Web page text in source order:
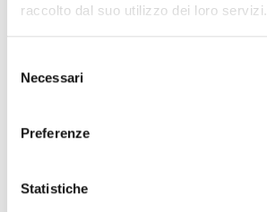
raccolto dal suo utilizzo dei loro servizi.
delNecessari
Preferenze
Statistiche